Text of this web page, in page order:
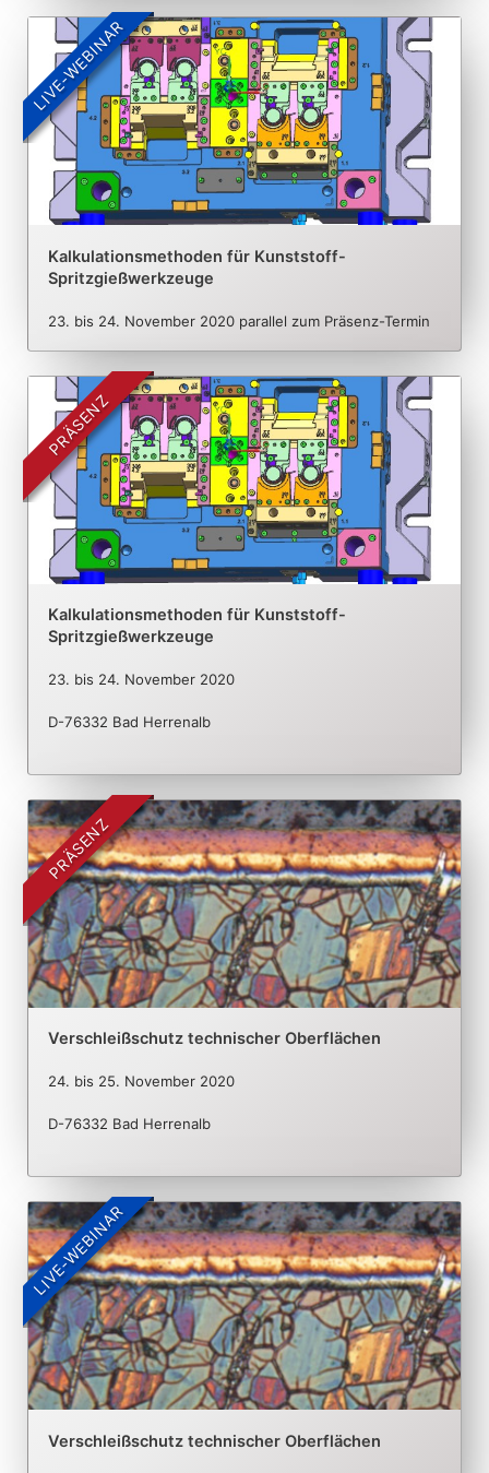
LIVE-WEBINAR
Kalkulationsmethoden für Kunststoff-
Spritzgießwerkzeuge
23. bis 24. November 2020 parallel zum Präsenz-Termin
PRÄSENZ
Kalkulationsmethoden für Kunststoff-
Spritzgießwerkzeuge
23. bis 24. November 2020
D-76332 Bad Herrenalb
PRÄSENZ
Verschleißschutz technischer Oberflächen
24. bis 25. November 2020
D-76332 Bad Herrenalb
LIVE-WEBINAR
Verschleißschutz technischer Oberflächen